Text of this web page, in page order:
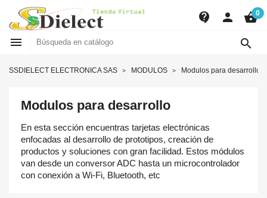
contact_support person shopping_basket0
 
SSDIELECT ELECTRONICA SAS MODULOS Modulos para desarrollo
Modulos para desarrollo
En esta sección encuentras tarjetas electrónicas
enfocadas al desarrollo de prototipos, creación de
productos y soluciones con gran facilidad. Estos módulos
van desde un conversor ADC hasta un microcontrolador
con conexión a Wi-Fi, Bluetooth, etc